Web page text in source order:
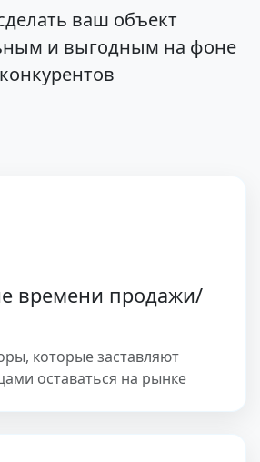
ваш объект
и выгодным на фоне
конкурентов
времени продажи/
которые заставляют
оставаться на рынке